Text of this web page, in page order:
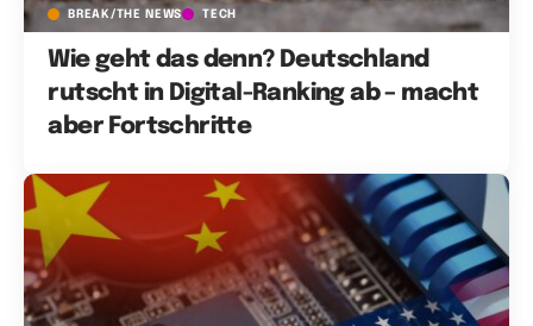
BREAK/THE NEWS TECH
Wie geht das denn? Deutschland
rutscht in Digital-Ranking ab – macht
aber Fortschritte